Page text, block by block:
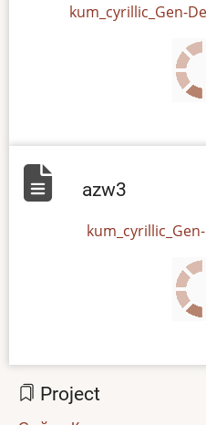
kum_cyrillic_Gen-
azw3
Project